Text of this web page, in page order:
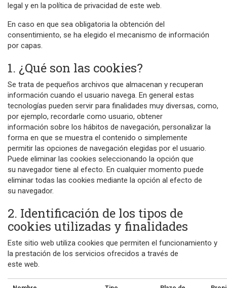
legal y en la política de privacidad de este web.
En caso en que sea obligatoria la obtención del
consentimiento, se ha elegido el mecanismo de información
por capas.
1. ¿Qué son las cookies?
Se trata de pequeños archivos que almacenan y recuperan
información cuando el usuario navega. En general estas
tecnologías pueden servir para finalidades muy diversas, como,
por ejemplo, recordarle como usuario, obtener
información sobre los hábitos de navegación, personalizar la
forma en que se muestra el contenido o simplemente
permitir las opciones de navegación elegidas por el usuario.
Puede eliminar las cookies seleccionando la opción que
su navegador tiene al efecto. En cualquier momento puede
eliminar todas las cookies mediante la opción al efecto de
su navegador.
2. Identificación de los tipos de
cookies utilizadas y finalidades
Este sitio web utiliza cookies que permiten el funcionamiento y
la prestación de los servicios ofrecidos a través de
este web.